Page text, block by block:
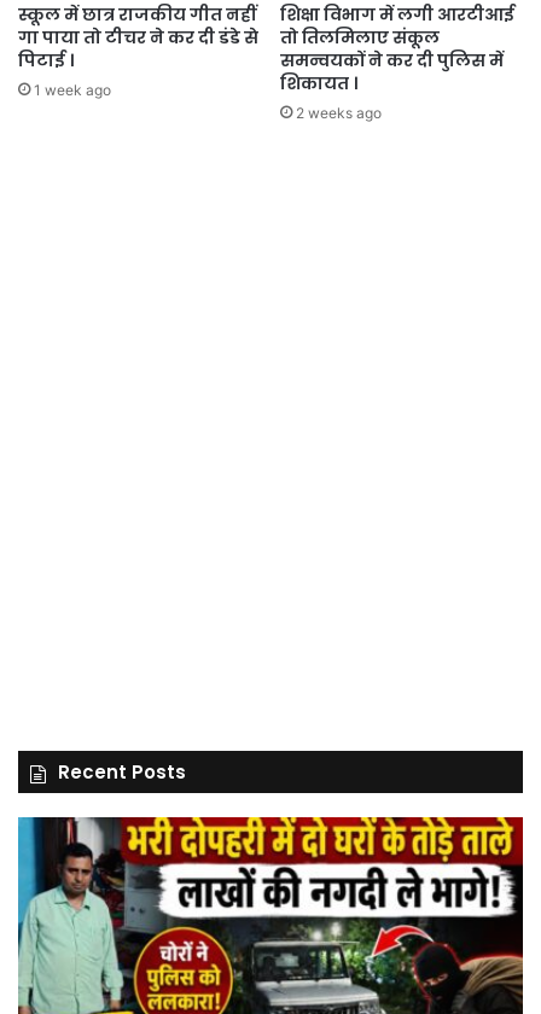
स्कूल में छात्र राजकीय गीत नहीं
गा पाया तो टीचर ने कर दी डंडे से
पिटाई ।
1 week ago
शिक्षा विभाग में लगी आरटीआई
तो तिलमिलाए संकूल
समन्वयकों ने कर दी पुलिस में
शिकायत ।
2 weeks ago
Recent Posts